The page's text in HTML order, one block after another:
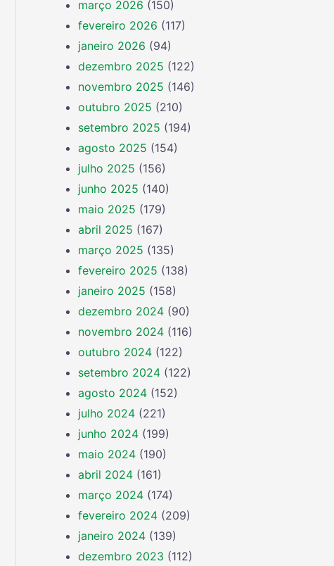
março 2026 (150)
fevereiro 2026 (117)
janeiro 2026 (94)
dezembro 2025 (122)
novembro 2025 (146)
outubro 2025 (210)
setembro 2025 (194)
agosto 2025 (154)
julho 2025 (156)
junho 2025 (140)
maio 2025 (179)
abril 2025 (167)
março 2025 (135)
fevereiro 2025 (138)
janeiro 2025 (158)
dezembro 2024 (90)
novembro 2024 (116)
outubro 2024 (122)
setembro 2024 (122)
agosto 2024 (152)
julho 2024 (221)
junho 2024 (199)
maio 2024 (190)
abril 2024 (161)
março 2024 (174)
fevereiro 2024 (209)
janeiro 2024 (139)
dezembro 2023 (112)